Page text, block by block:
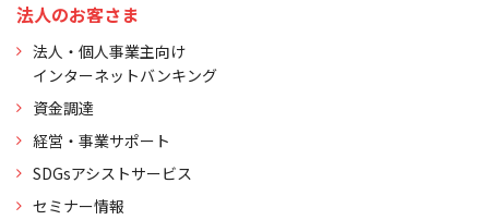
法人のお客さま
法人・個人事業主向け
インターネットバンキング
資金調達
経営・事業サポート
SDGsアシストサービス
セミナー情報